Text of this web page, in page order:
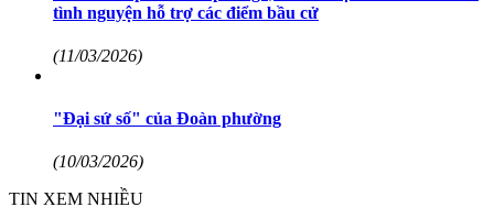
tình nguyện hỗ trợ các điểm bầu cử
(11/03/2026)
"Đại sứ số" của Đoàn phường
(10/03/2026)
TIN XEM NHIỀU